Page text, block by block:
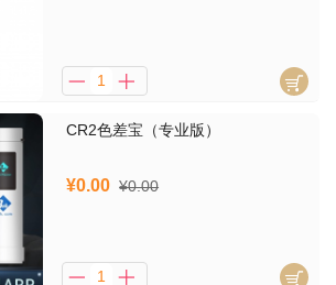
CR2色差宝（专业版）
¥0.00 ¥0.00